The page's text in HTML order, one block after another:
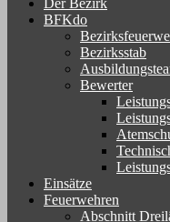
BFKdo
Bezirksstab
Bewerter
Einsätze
Feuerwehren
Abschnitt